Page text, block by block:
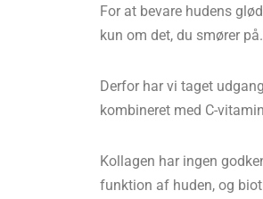
For at bevare hudens
kun om det, du smører på.
Derfor har vi taget
kombineret med C-
Kollagen har ingen
funktion af huden, og